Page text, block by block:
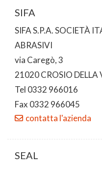
SIFA
SIFA S.P.A. SOCIETÀ
ABRASIVI
via Caregò, 3
21020 CROSIO DELLA
Tel 0332 966016
Fax 0332 966045
contatta l'azienda
SEAL